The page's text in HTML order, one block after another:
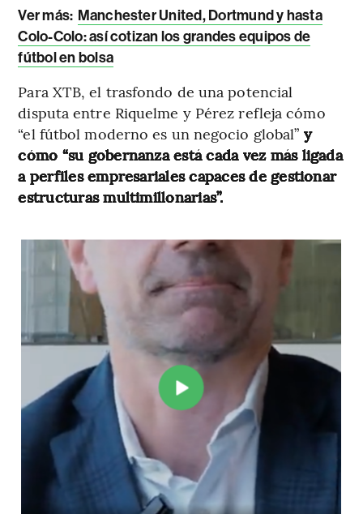
Ver más: Manchester United, Dortmund y hasta
Colo-Colo: así cotizan los grandes equipos de
fútbol en bolsa
Para XTB, el trasfondo de una potencial
disputa entre Riquelme y Pérez refleja cómo
“el fútbol moderno es un negocio global” y
cómo “su gobernanza está cada vez más ligada
a perfiles empresariales capaces de gestionar
estructuras multimillonarias”.